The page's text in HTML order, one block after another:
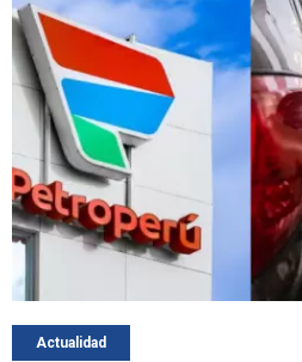
Actualidad